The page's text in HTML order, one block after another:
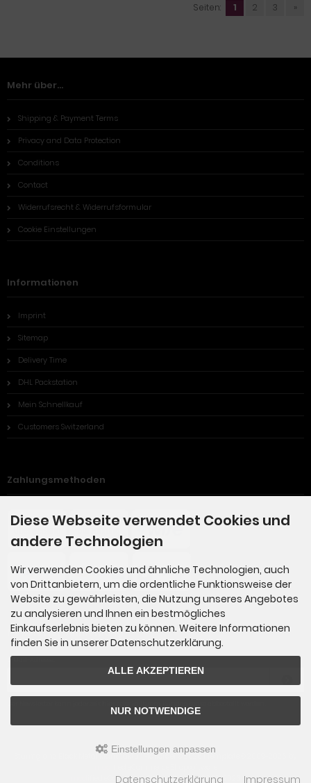
Seiten: 1 2 3 »
Mehr über...
Shipping & Payment Terms
Privacy and Data Protection
Conditions
Contact
Widerrufsrecht & Widerrufsformular
Cookie Einstellungen
Informationen
Imprint
Sitemap
Delivery Time
DHL Packstation
Mein Schnellkauf
Customers Switzerland
Zahlungsmethoden
Newsletter-Anmeldung
E-Mail-Adresse:
Sturmglanz Black Metal Manufaktur Mailorder © 2026 | Template © 2009-2026 by
ified eCommerce Shopsoftware © 2009-2026
Diese Webseite verwendet Cookies und
andere Technologien
Wir verwenden Cookies und ähnliche Technologien, auch
von Drittanbietern, um die ordentliche Funktionsweise der
Website zu gewährleisten, die Nutzung unseres Angebotes
zu analysieren und Ihnen ein bestmögliches
Einkaufserlebnis bieten zu können. Weitere Informationen
finden Sie in unserer Datenschutzerklärung.
ALLE AKZEPTIEREN
NUR NOTWENDIGE
Einstellungen anpassen
Datenschutzerklärung Impressum